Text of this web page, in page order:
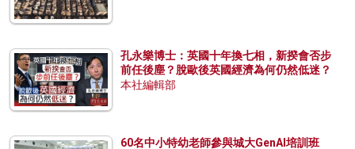
孔永樂博士：英國十年換七相，新揆會否步
前任後塵？脫歐後英國經濟為何仍然低迷？
本社編輯部
60名中小特幼老師參與城大GenAI培訓班